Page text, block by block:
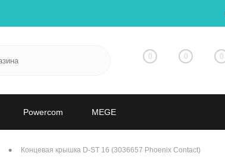
0 0 0
Powercom MEGE
• Концевая крышка D-ST 16 (3036657 Phoenix Contact)